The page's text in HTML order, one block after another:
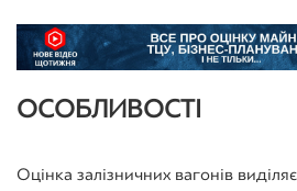
ОСОБЛИВОСТІ
Оцінка залізничних вагонів